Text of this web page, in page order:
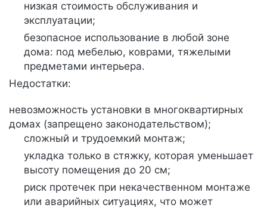
низкая стоимость обслуживания и
эксплуатации;
безопасное использование в любой зоне
дома: под мебелью, коврами, тяжелыми
предметами интерьера.
Недостатки:
невозможность установки в многоквартирных
домах (запрещено законодательством);
сложный и трудоемкий монтаж;
укладка только в стяжку, которая уменьшает
высоту помещения до 20 см;
риск протечек при некачественном монтаже
или аварийных ситуациях, что может